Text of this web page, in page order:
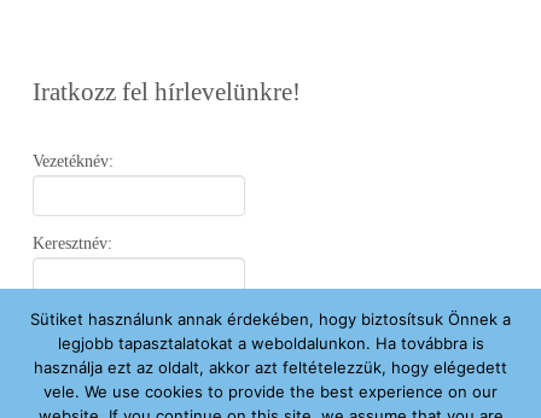
Iratkozz fel hírlevelünkre!
Vezetéknév:
Keresztnév:
Email:
Elfogadom az Adatvédelmi Nyilatkozatot.
Sütiket használunk annak érdekében, hogy biztosítsuk Önnek a
legjobb tapasztalatokat a weboldalunkon. Ha továbbra is
használja ezt az oldalt, akkor azt feltételezzük, hogy elégedett
vele. We use cookies to provide the best experience on our